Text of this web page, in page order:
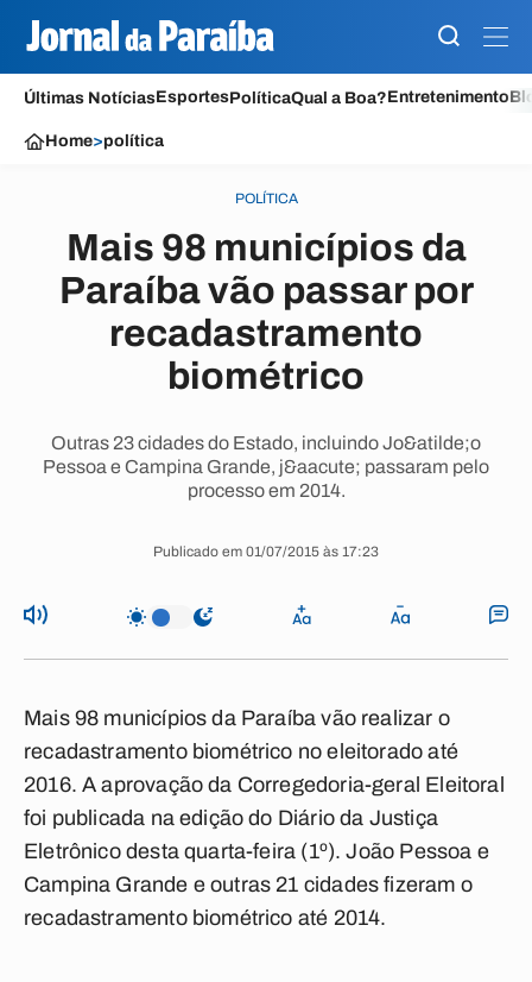
Últimas NotíciasEsportesPolíticaQual a Boa?Entretenimento
Home>política
POLÍTICA
Mais 98 municípios da
Paraíba vão passar por
recadastramento
biométrico
Outras 23 cidades do Estado, incluindo Jo&atilde;o
Pessoa e Campina Grande, j&aacute; passaram pelo
processo em 2014.
Publicado em 01/07/2015 às 17:23
Mais 98 municípios da Paraíba vão realizar o
recadastramento biométrico no eleitorado até
2016. A aprovação da Corregedoria-geral Eleitoral
foi publicada na edição do Diário da Justiça
Eletrônico desta quarta-feira (1º). João Pessoa e
Campina Grande e outras 21 cidades fizeram o
recadastramento biométrico até 2014.